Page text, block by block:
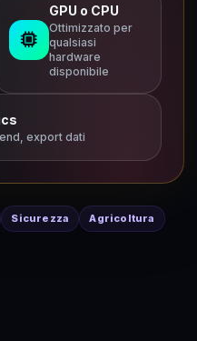
GPU o CPU
Ottimizzato per
qualsiasi
hardware
disponibile
export dati
Sicurezza Agricoltura